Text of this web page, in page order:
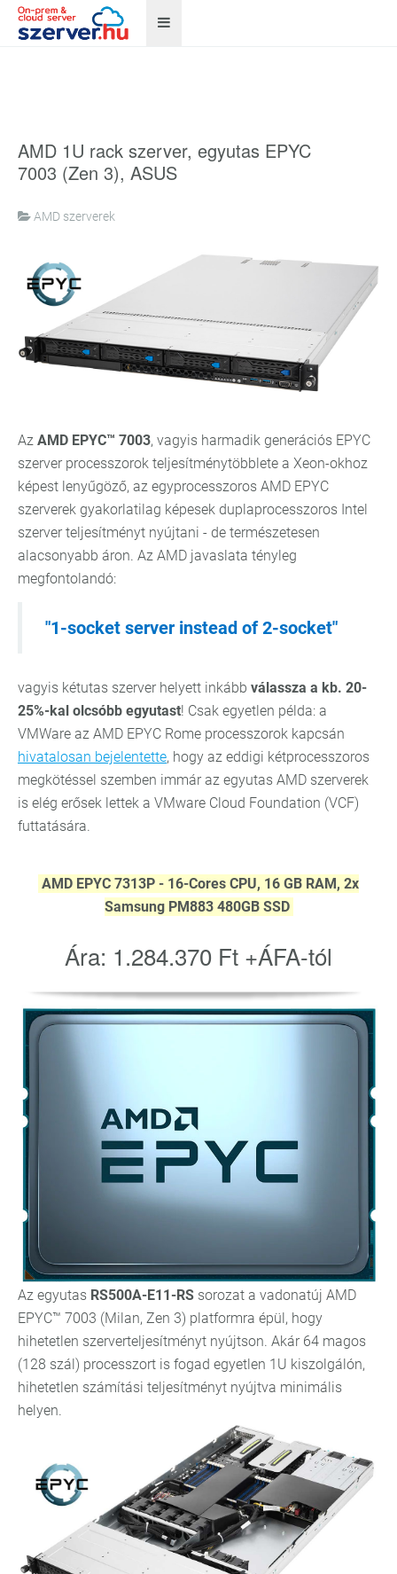
AMD 1U rack szerver, egyutas EPYC
7003 (Zen 3), ASUS
AMD szerverek
Az AMD EPYC™ 7003, vagyis harmadik generációs EPYC
szerver processzorok teljesítménytöbblete a Xeon-okhoz
képest lenyűgöző, az egyprocesszoros AMD EPYC
szerverek gyakorlatilag képesek duplaprocesszoros Intel
szerver teljesítményt nyújtani - de természetesen
alacsonyabb áron. Az AMD javaslata tényleg
megfontolandó:
"1-socket server instead of 2-socket"
vagyis kétutas szerver helyett inkább válassza a kb. 20-
25%-kal olcsóbb egyutast! Csak egyetlen példa: a
VMWare az AMD EPYC Rome processzorok kapcsán
hivatalosan bejelentette, hogy az eddigi kétprocesszoros
megkötéssel szemben immár az egyutas AMD szerverek
is elég erősek lettek a VMware Cloud Foundation (VCF)
futtatására.
AMD EPYC 7313P - 16-Cores CPU, 16 GB RAM, 2x
Samsung PM883 480GB SSD
Ára: 1.284.370 Ft +ÁFA-tól
Az egyutas RS500A-E11-RS sorozat a vadonatúj AMD
EPYC™ 7003 (Milan, Zen 3) platformra épül, hogy
hihetetlen szerverteljesítményt nyújtson. Akár 64 magos
(128 szál) processzort is fogad egyetlen 1U kiszolgálón,
hihetetlen számítási teljesítményt nyújtva minimális
helyen.